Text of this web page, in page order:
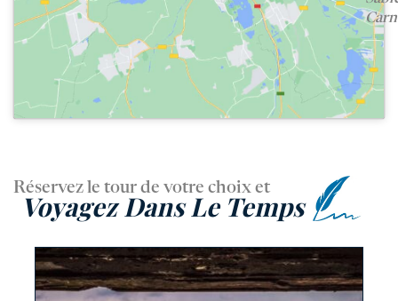
Réservez le tour de votre choix et
Voyagez Dans Le Temps